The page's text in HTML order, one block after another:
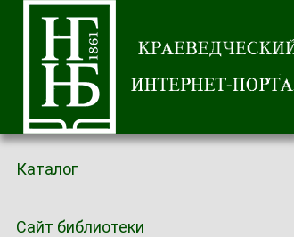
Каталог
Сайт библиотеки